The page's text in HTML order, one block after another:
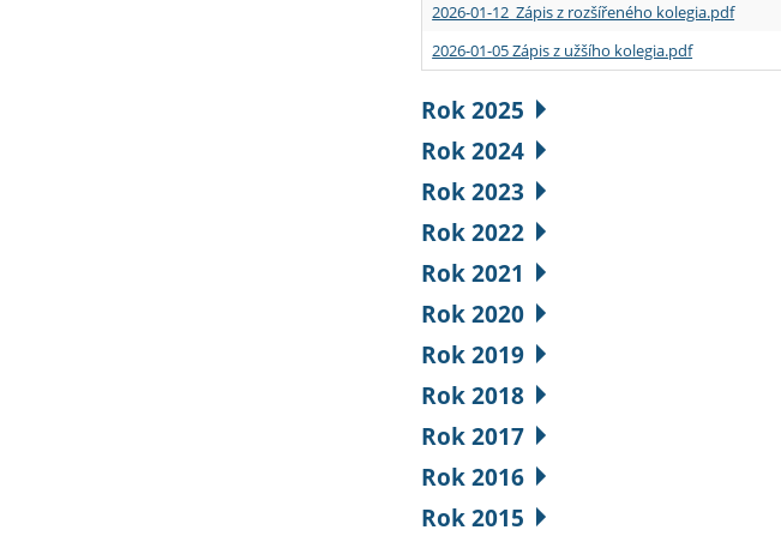
2026-01-12 Zápis z rozšířeného kolegia.pdf
2026-01-05 Zápis z užšího kolegia.pdf
Rok 2025
Rok 2024
Rok 2023
Rok 2022
Rok 2021
Rok 2020
Rok 2019
Rok 2018
Rok 2017
Rok 2016
Rok 2015